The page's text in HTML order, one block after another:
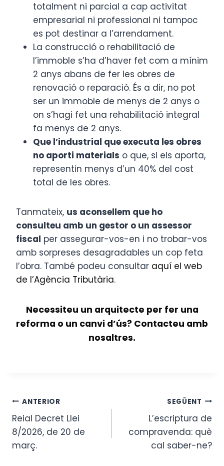
totalment ni parcial a cap activitat
empresarial ni professional ni tampoc
es pot destinar a l’arrendament.
La construcció o rehabilitació de
l’immoble s’ha d’haver fet com a mínim
2 anys abans de fer les obres de
renovació o reparació. És a dir, no pot
ser un immoble de menys de 2 anys o
on s’hagi fet una rehabilitació integral
fa menys de 2 anys.
Que l’industrial que executa les obres
no aporti materials o que, si els aporta,
representin menys d’un 40% del cost
total de les obres.
Tanmateix, us aconsellem que ho
consulteu amb un gestor o un assessor
fiscal per assegurar-vos-en i no trobar-vos
amb sorpreses desagradables un cop feta
l’obra. També podeu consultar aquí el web
de l’Agència Tributària.
Necessiteu un arquitecte per fer una
reforma o un canvi d’ús? Contacteu amb
nosaltres.
Navegació
d'entrades
ANTERIOR
Reial Decret Llei
8/2026, de 20 de
març.
SEGÜENT
L’escriptura de
compravenda: què
cal saber-ne?